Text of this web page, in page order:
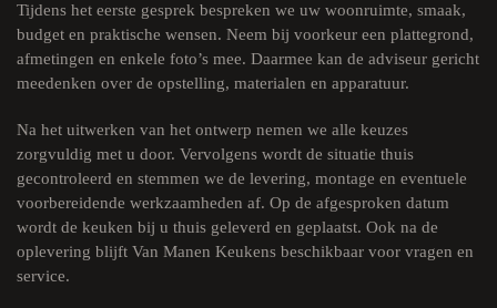
Tijdens het eerste gesprek bespreken we uw woonruimte, smaak,
budget en praktische wensen. Neem bij voorkeur een plattegrond,
afmetingen en enkele foto’s mee. Daarmee kan de adviseur gericht
meedenken over de opstelling, materialen en apparatuur.
Na het uitwerken van het ontwerp nemen we alle keuzes
zorgvuldig met u door. Vervolgens wordt de situatie thuis
gecontroleerd en stemmen we de levering, montage en eventuele
voorbereidende werkzaamheden af. Op de afgesproken datum
wordt de keuken bij u thuis geleverd en geplaatst. Ook na de
oplevering blijft Van Manen Keukens beschikbaar voor vragen en
service.